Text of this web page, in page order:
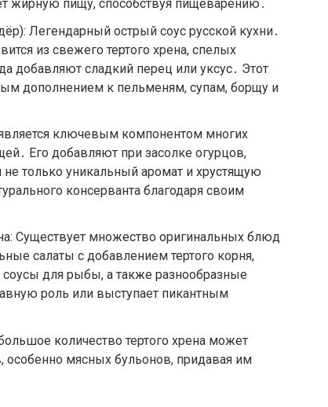
жирную пищу, способствуя пищеварению․
Легендарный острый соус русской кухни․
из свежего тертого хрена, спелых
добавляют сладкий перец или уксус․ Этот
дополнением к пельменям, супам, борщу и
ключевым компонентом многих
Его добавляют при засолке огурцов,
только уникальный аромат и хрустящую
консерванта благодаря своим
Существует множество оригинальных блюд
салаты с добавлением тертого корня,
для рыбы, а также разнообразные
роль или выступает пикантным
количество тертого хрена может
особенно мясных бульонов, придавая им